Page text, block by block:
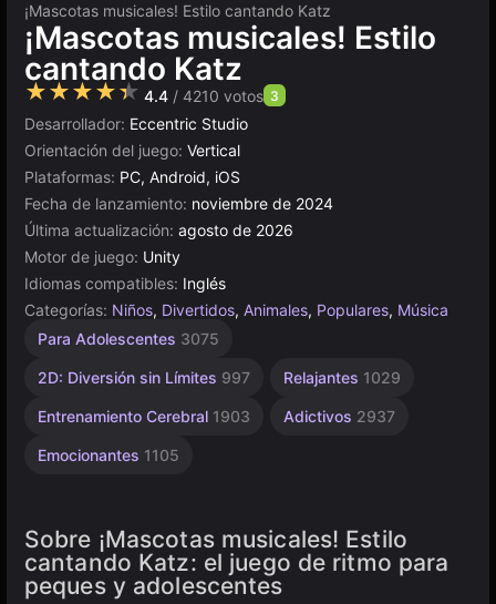
¡Mascotas musicales! Estilo cantando Katz
¡Mascotas musicales! Estilo
cantando Katz
★★★★★ 4.4 / 4210 votos 3
Desarrollador: Eccentric Studio
Orientación del juego: Vertical
Plataformas: PC, Android, iOS
Fecha de lanzamiento: noviembre de 2024
Última actualización: agosto de 2026
Motor de juego: Unity
Idiomas compatibles: Inglés
Categorías: Niños, Divertidos, Animales, Populares, Música
Para Adolescentes 3075
2D: Diversión sin Límites 997 Relajantes 1029
Entrenamiento Cerebral 1903 Adictivos 2937
Emocionantes 1105
Mascotas
Sin
2849
Lindos
Aprendizaje
Agilidad
Gatitos
Para
276
Alta
3571
Para
1480
Piano
Ritmo
Unity
línea
Sobre ¡Mascotas musicales! Estilo
cantando Katz: el juego de ritmo para
peques y adolescentes